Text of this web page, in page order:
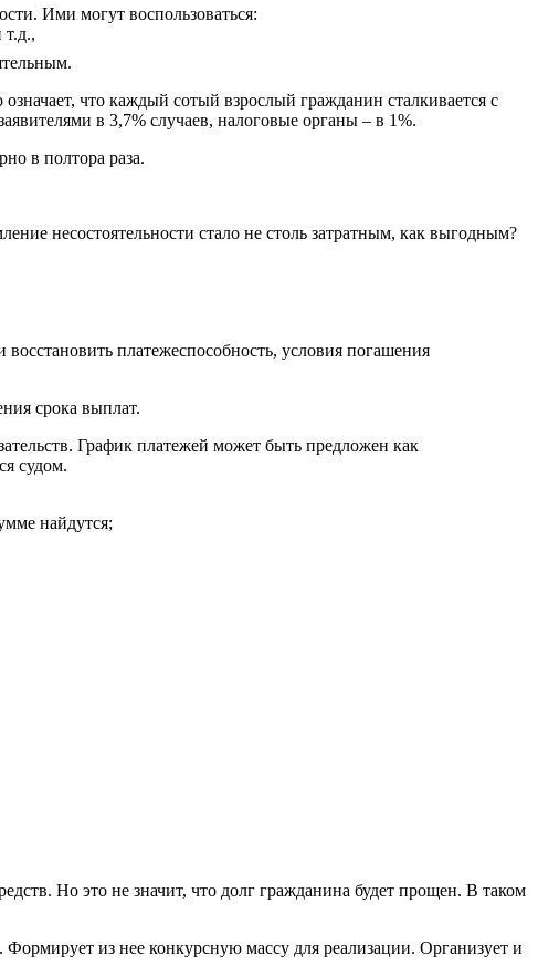
Ими могут воспользоваться:
что каждый сотый взрослый гражданин сталкивается с
в 3,7% случаев, налоговые органы – в 1%.
в полтора раза.
несостоятельности стало не столь затратным, как выгодным?
платежеспособность, условия погашения
срока выплат.
График платежей может быть предложен как
судом.
найдутся;
Но это не значит, что долг гражданина будет прощен. В таком
из нее конкурсную массу для реализации. Организует и